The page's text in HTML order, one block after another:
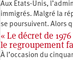
Aux États-Unis,
immigrés. Malgré la
se poursuivent. Alors
« Le décret de
le regroupement
À l’occasion du